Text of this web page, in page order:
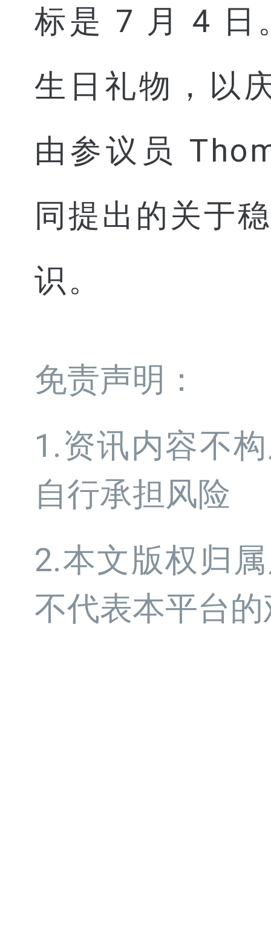
标是 7 月 4 日
生日礼物，以
由参议员
同提出的关于
识。
免责声明：
1.资讯内容不
自行承担风险
2.本文版权归
不代表本平台